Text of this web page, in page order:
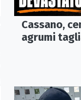
Cassano,
agrumi